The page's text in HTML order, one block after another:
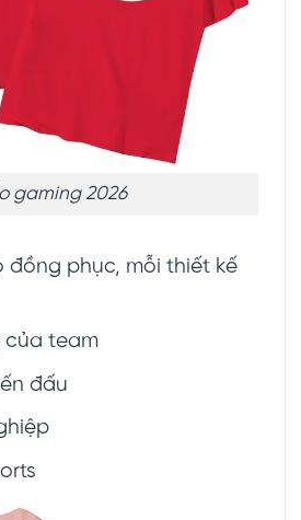
gaming 2026
đồng phục, mỗi thiết kế
của team
đấu